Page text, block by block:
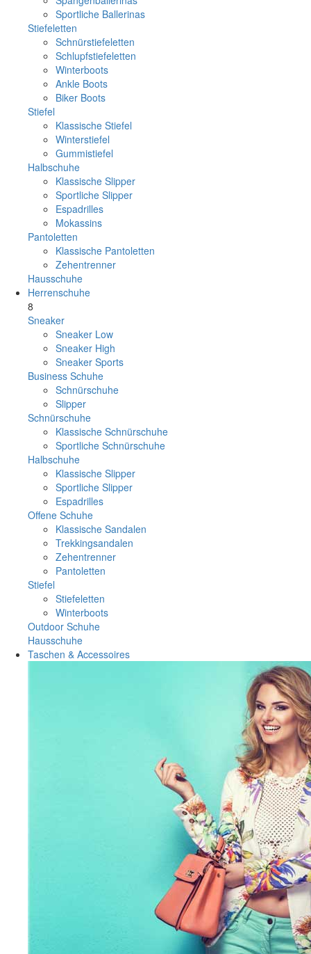
Sportliche Ballerinas
Stiefeletten
Schnürstiefeletten
Schlupfstiefeletten
Winterboots
Ankle Boots
Biker Boots
Stiefel
Klassische Stiefel
Winterstiefel
Gummistiefel
Halbschuhe
Klassische Slipper
Sportliche Slipper
Espadrilles
Mokassins
Pantoletten
Klassische Pantoletten
Zehentrenner
Hausschuhe
Herrenschuhe
8
Sneaker
Sneaker Low
Sneaker High
Sneaker Sports
Business Schuhe
Schnürschuhe
Slipper
Schnürschuhe
Klassische Schnürschuhe
Sportliche Schnürschuhe
Halbschuhe
Klassische Slipper
Sportliche Slipper
Espadrilles
Offene Schuhe
Klassische Sandalen
Trekkingsandalen
Zehentrenner
Pantoletten
Stiefel
Stiefeletten
Winterboots
Outdoor Schuhe
Hausschuhe
Taschen & Accessoires